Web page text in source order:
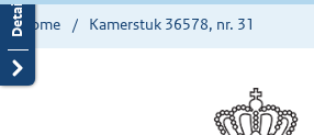
Home Kamerstuk 36578, nr. 31